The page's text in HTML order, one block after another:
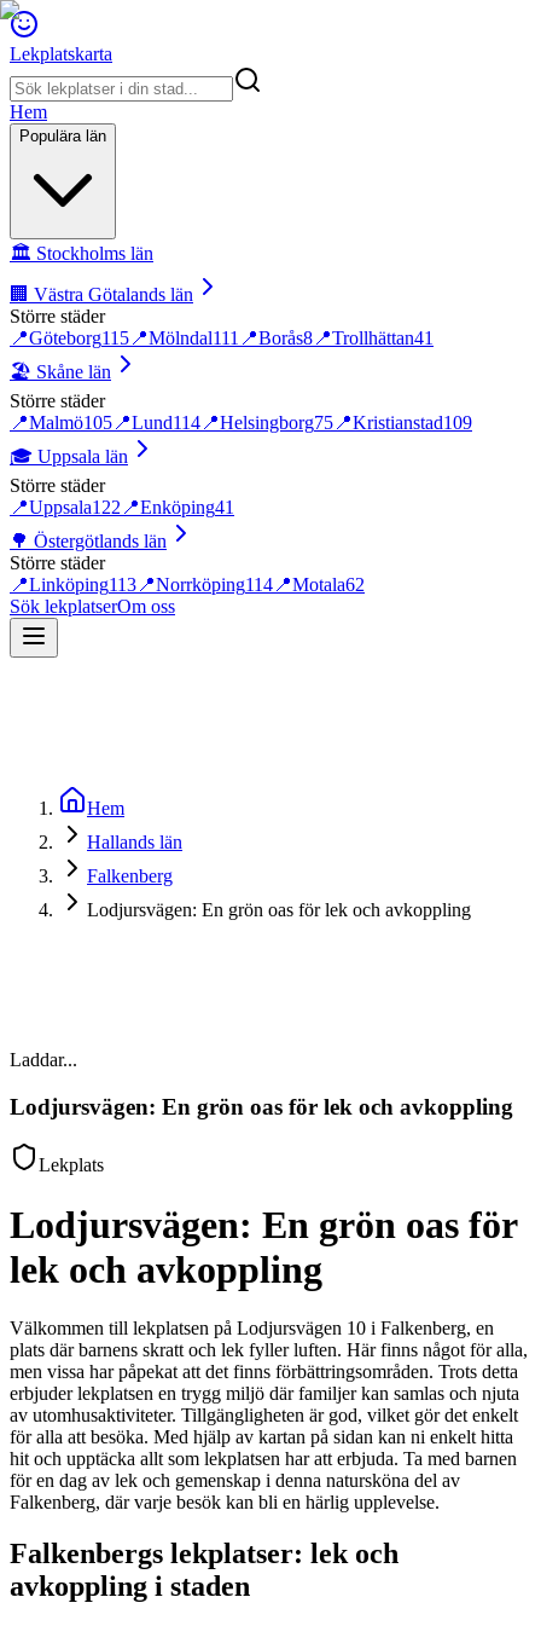
Lekplatskarta
Hem
Populära län
🏛️ Stockholms län
🏢 Västra Götalands län
Större städer
📍Göteborg115 📍Mölndal111 📍Borås8 📍Trollhättan41
🏖️ Skåne län
Större städer
📍Malmö105 📍Lund114 📍Helsingborg75 📍Kristianstad109
🎓 Uppsala län
Större städer
📍Uppsala122 📍Enköping41
🌳 Östergötlands län
Större städer
📍Linköping113 📍Norrköping114 📍Motala62
Sök lekplatserOm oss
Hem
Hallands län
Falkenberg
Lodjursvägen: En grön oas för lek och avkoppling
Laddar...
Lodjursvägen: En grön oas för lek och avkoppling
Lekplats
Lodjursvägen: En grön oas för
lek och avkoppling
Välkommen till lekplatsen på Lodjursvägen 10 i Falkenberg, en
plats där barnens skratt och lek fyller luften. Här finns något för alla,
men vissa har påpekat att det finns förbättringsområden. Trots detta
erbjuder lekplatsen en trygg miljö där familjer kan samlas och njuta
av utomhusaktiviteter. Tillgängligheten är god, vilket gör det enkelt
för alla att besöka. Med hjälp av kartan på sidan kan ni enkelt hitta
hit och upptäcka allt som lekplatsen har att erbjuda. Ta med barnen
för en dag av lek och gemenskap i denna natursköna del av
Falkenberg, där varje besök kan bli en härlig upplevelse.
Falkenbergs lekplatser: lek och
avkoppling i staden